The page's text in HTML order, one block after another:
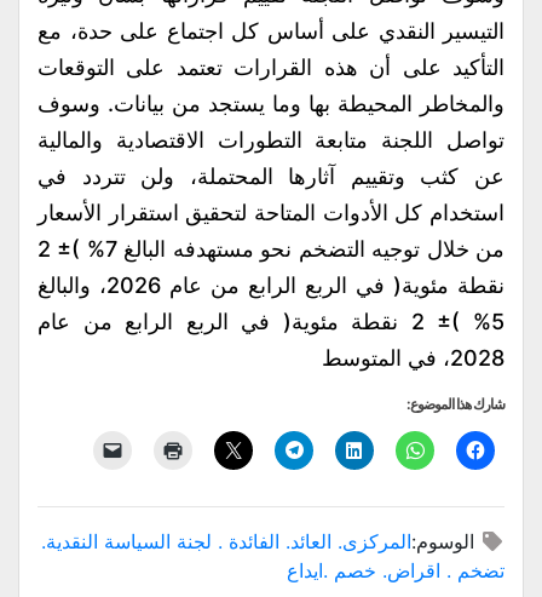
التيسير النقدي على أساس كل اجتماع على حدة، مع
التأكيد على أن هذه القرارات تعتمد على التوقعات
والمخاطر المحيطة بها وما يستجد من بيانات. وسوف
تواصل اللجنة متابعة التطورات الاقتصادية والمالية
عن كثب وتقييم آثارها المحتملة، ولن تتردد في
استخدام كل الأدوات المتاحة لتحقيق استقرار الأسعار
من خلال توجيه التضخم نحو مستهدفه البالغ 7% )± 2
نقطة مئوية( في الربع الرابع من عام 2026، والبالغ
5% )± 2 نقطة مئوية( في الربع الرابع من عام
2028، في المتوسط
شارك هذا الموضوع:
الوسوم:المركزى. العائد. الفائدة . لجنة السياسة النقدية.
تضخم . اقراض. خصم .ايداع